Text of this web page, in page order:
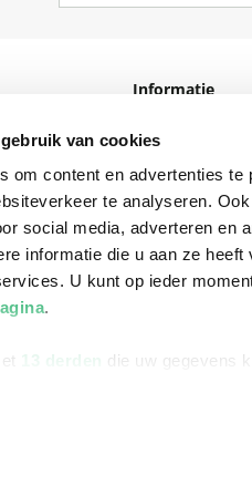
van cookies
om content en advertenties
te analyseren.
social media, adverteren en
informatie die u aan ze
U kunt op ieder
.
13 derden die uw gegevens
Informatie
Vacatures
Winkels en
Cadeaukaart
Ondernemer